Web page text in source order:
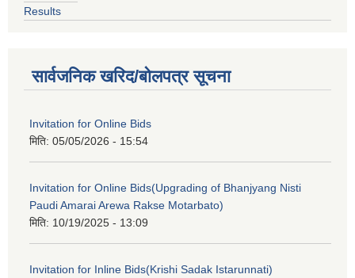
Results
सार्वजनिक खरिद/बोलपत्र सूचना
Invitation for Online Bids
मिति: 05/05/2026 - 15:54
Invitation for Online Bids(Upgrading of Bhanjyang Nisti
Paudi Amarai Arewa Rakse Motarbato)
मिति: 10/19/2025 - 13:09
Invitation for Inline Bids(Krishi Sadak Istarunnati)